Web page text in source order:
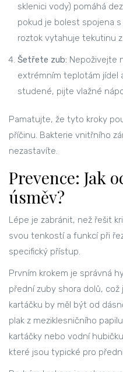
sklenici vody) pomáhá
pokud je bolest spojena
roztok vytahuje tekutinu
Šetřete zub: Nepoživejte
extrémním teplotám jídel
studené, pijte vlažné
Pamatujte, že tyto kroky
příčinu. Bakterie vnitřního
nezastavíte.
Prevence: Jak
úsměv?
Lépe je zabránit, než řešit
svou tenkostí a funkcí při
specifický přístup.
Prvním krokem je správná
přední zuby shora dolů,
kartáčku by měl být od
plak z meziklesničního
kartáčky nebo vodní
které jsou typické pro